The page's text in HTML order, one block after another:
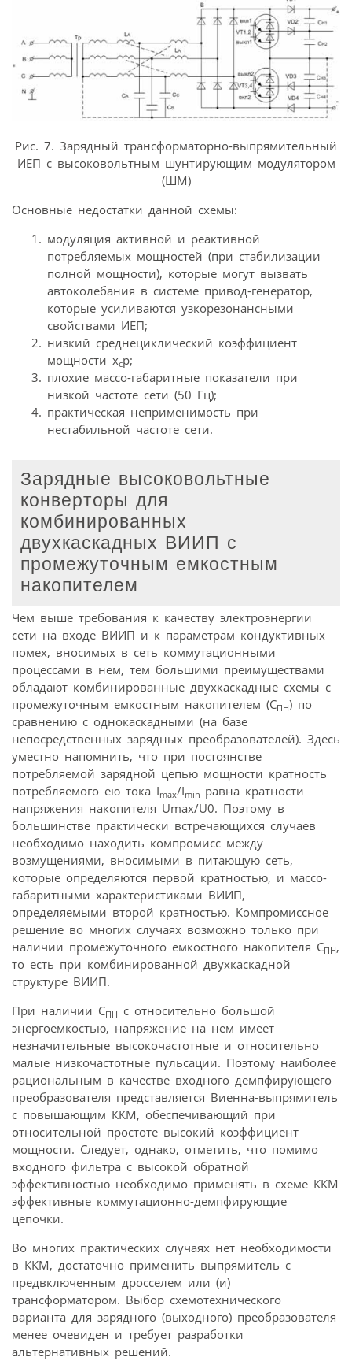
Рис. 7. Зарядный трансформаторно-выпрямительный
ИЕП с высоковольтным шунтирующим модулятором
(ШМ)
Основные недостатки данной схемы:
модуляция активной и реактивной
потребляемых мощностей (при стабилизации
полной мощности), которые могут вызвать
автоколебания в системе привод-генератор,
которые усиливаются узкорезонансными
свойствами ИЕП;
низкий среднециклический коэффициент
мощности хср;
плохие массо-габаритные показатели при
низкой частоте сети (50 Гц);
практическая неприменимость при
нестабильной частоте сети.
Зарядные высоковольтные
конверторы для
комбинированных
двухкаскадных ВИИП с
промежуточным емкостным
накопителем
Чем выше требования к качеству электроэнергии
сети на входе ВИИП и к параметрам кондуктивных
помех, вносимых в сеть коммутационными
процессами в нем, тем большими преимуществами
обладают комбинированные двухкаскадные схемы с
промежуточным емкостным накопителем (СПН) по
сравнению с однокаскадными (на базе
непосредственных зарядных преобразователей). Здесь
уместно напомнить, что при постоянстве
потребляемой зарядной цепью мощности кратность
потребляемого ею тока Imax/Imin равна кратности
напряжения накопителя Umax/U0. Поэтому в
большинстве практически встречающихся случаев
необходимо находить компромисс между
возмущениями, вносимыми в питающую сеть,
которые определяются первой кратностью, и массо-
габаритными характеристиками ВИИП,
определяемыми второй кратностью. Компромиссное
решение во многих случаях возможно только при
наличии промежуточного емкостного накопителя СПН,
то есть при комбинированной двухкаскадной
структуре ВИИП.
При наличии СПН с относительно большой
энергоемкостью, напряжение на нем имеет
незначительные высокочастотные и относительно
малые низкочастотные пульсации. Поэтому наиболее
рациональным в качестве входного демпфирующего
преобразователя представляется Виенна-выпрямитель
с повышающим ККМ, обеспечивающий при
относительной простоте высокий коэффициент
мощности. Следует, однако, отметить, что помимо
входного фильтра с высокой обратной
эффективностью необходимо применять в схеме ККМ
эффективные коммутационно-демпфирующие
цепочки.
Во многих практических случаях нет необходимости
в ККМ, достаточно применить выпрямитель с
предвключенным дросселем или (и)
трансформатором. Выбор схемотехнического
варианта для зарядного (выходного) преобразователя
менее очевиден и требует разработки
альтернативных решений.